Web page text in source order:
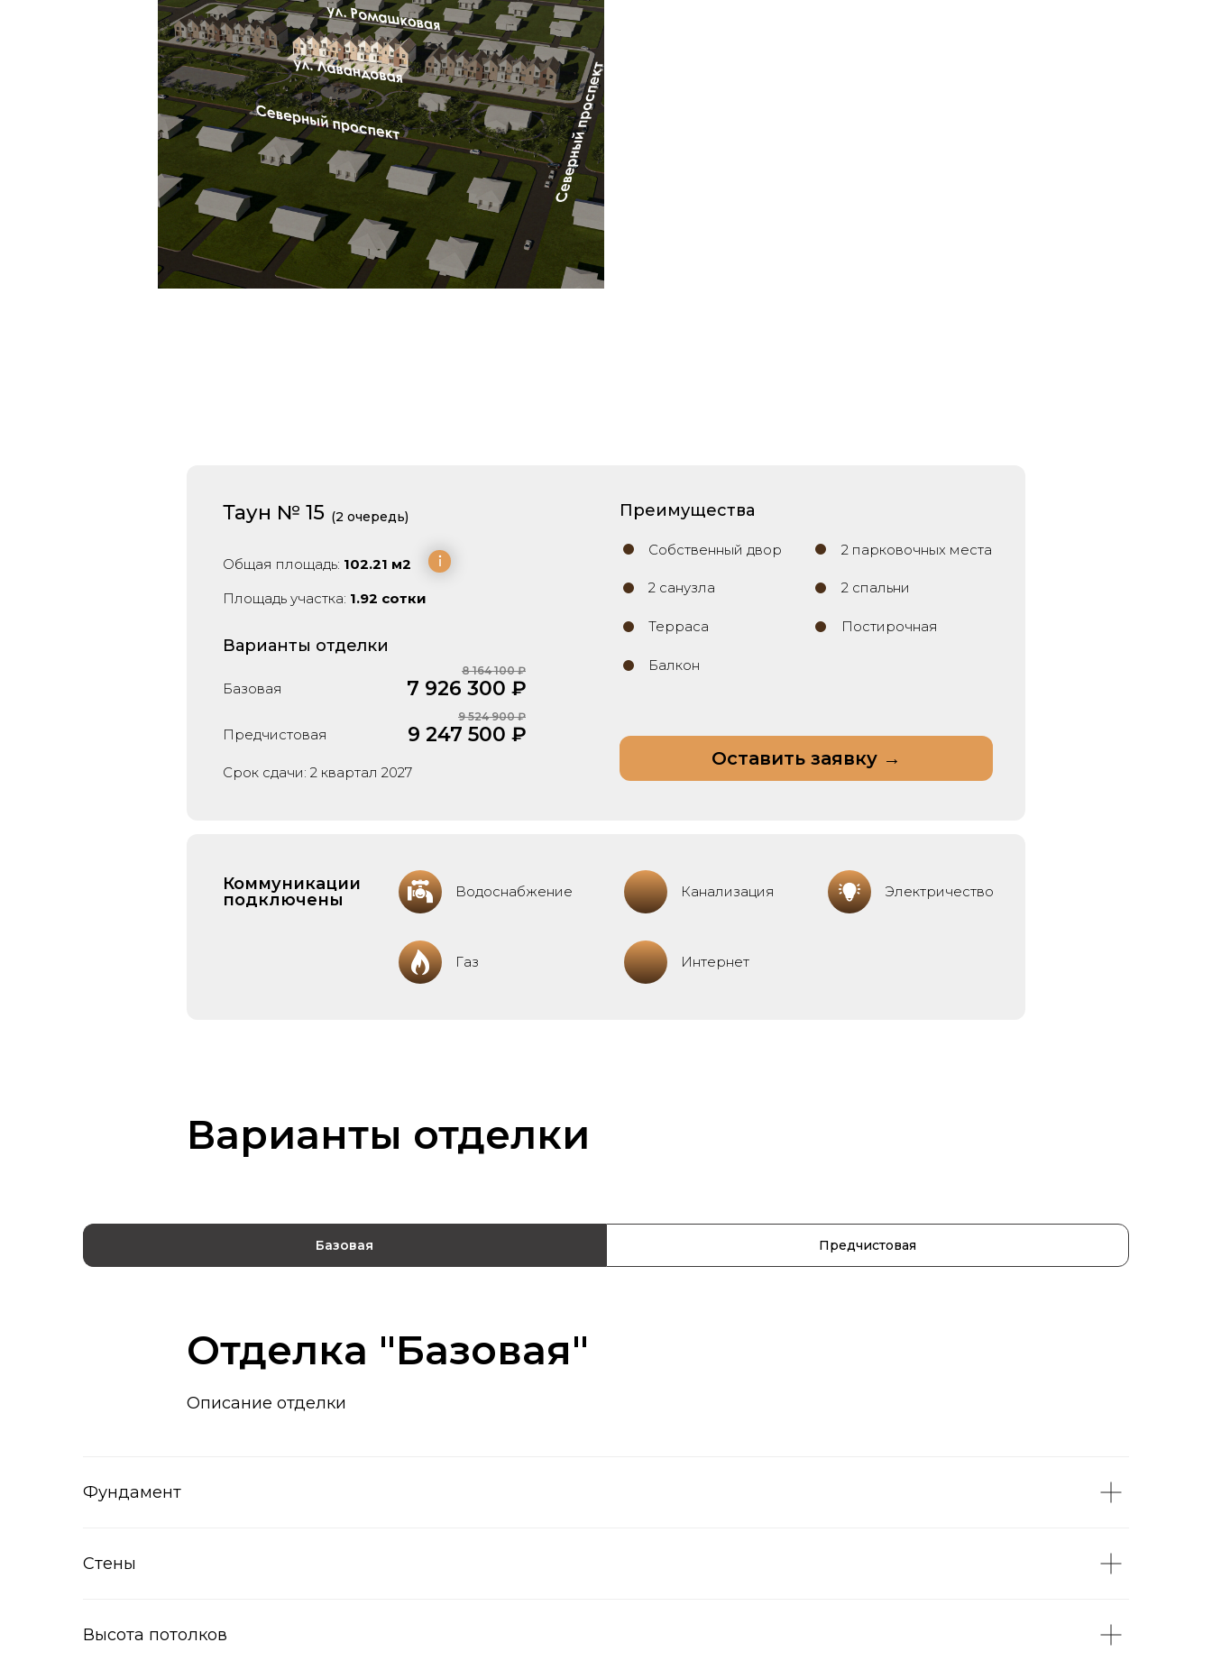
Преимущества
Площадь участка: 1.92 сотки
Общая площадь: 102.21 м2
Постирочная
2 спальни
2 парковочных места
Терраса
Балкон
2 санузла
Собственный двор
Таун № 15 (2 очередь)
7 926 300 ₽
Базовая
9 247 500 ₽
Предчистовая
8 164 100 ₽
9 524 900 ₽
Варианты отделки
Оставить заявку →
Срок сдачи: 2 квартал 2027
Коммуникации
подключены
Интернет
Газ
Электричество
Канализация
Водоснабжение
Варианты отделки
Базовая Предчистовая
Описание отделки
Отделка "Базовая"
Фундамент
Стены
Высота потолков